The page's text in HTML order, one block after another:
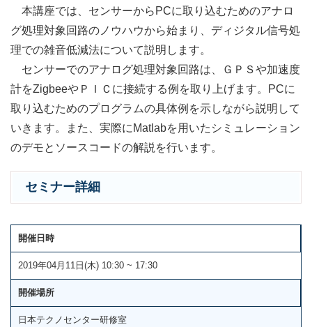
本講座では、センサーからPCに取り込むためのアナロ
グ処理対象回路のノウハウから始まり、ディジタル信号処
理での雑音低減法について説明します。
センサーでのアナログ処理対象回路は、ＧＰＳや加速度
計をZigbeeやＰＩＣに接続する例を取り上げます。PCに
取り込むためのプログラムの具体例を示しながら説明して
いきます。また、実際にMatlabを用いたシミュレーション
のデモとソースコードの解説を行います。
セミナー詳細
開催日時
2019年04月11日(木) 10:30 ~ 17:30
開催場所
日本テクノセンター研修室